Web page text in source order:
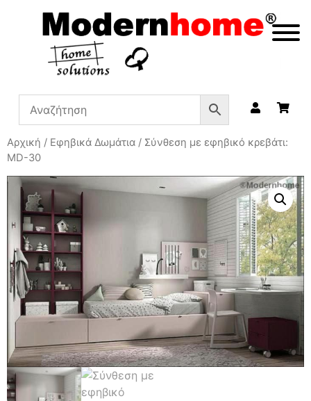
Αρχική / Εφηβικά Δωμάτια / Σύνθεση με εφηβικό κρεβάτι:
MD-30